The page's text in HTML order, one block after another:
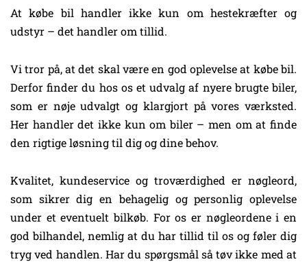
At købe bil handler ikke kun om hestekræfter og
udstyr – det handler om tillid.
Vi tror på, at det skal være en god oplevelse at købe bil.
Derfor finder du hos os et udvalg af nyere brugte biler,
som er nøje udvalgt og klargjort på vores værksted.
Her handler det ikke kun om biler – men om at finde
den rigtige løsning til dig og dine behov.
Kvalitet, kundeservice og troværdighed er nøgleord,
som sikrer dig en behagelig og personlig oplevelse
under et eventuelt bilkøb. For os er nøgleordene i en
god bilhandel, nemlig at du har tillid til os og føler dig
tryg ved handlen. Har du spørgsmål så tøv ikke med at